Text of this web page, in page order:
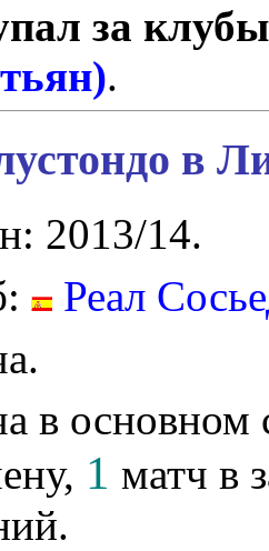
за
.
в
2013/14.
Реал
в основном
1 матч в